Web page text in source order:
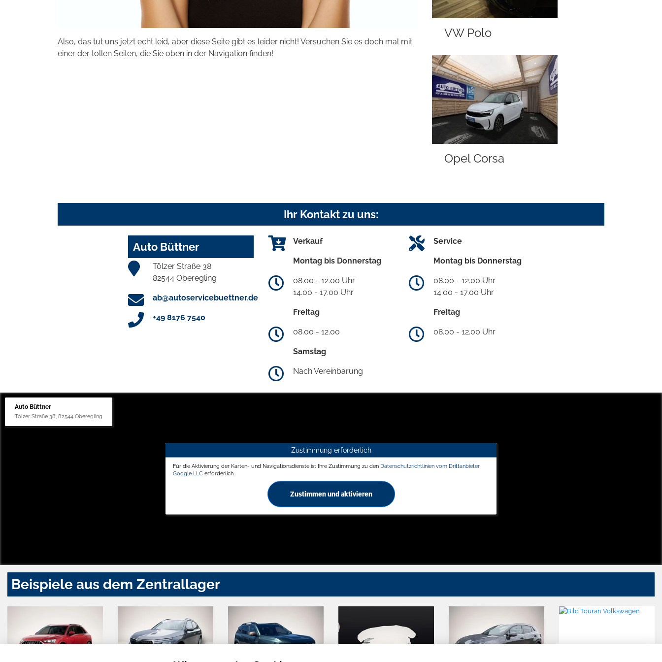
Also, das tut uns jetzt echt leid, aber diese Seite gibt es leider nicht! Versuchen Sie es doch mal mit
einer der tollen Seiten, die Sie oben in der Navigation finden!
VW Polo
Opel Corsa
Ihr Kontakt zu uns:
Auto Büttner
Tölzer Straße 38
82544 Oberegling
ab@autoservicebuettner.de
+49 8176 7540
Verkauf
Montag bis Donnerstag
08.00 - 12.00 Uhr
14.00 - 17.00 Uhr
Freitag
08.00 - 12.00
Samstag
Nach Vereinbarung
Service
Montag bis Donnerstag
08.00 - 12.00 Uhr
14.00 - 17.00 Uhr
Freitag
08.00 - 12.00 Uhr
Auto Büttner
Tölzer Straße 38, 82544 Oberegling
Zustimmung erforderlich
Für die Aktivierung der Karten- und Navigationsdienste ist Ihre Zustimmung zu den Datenschutzrichtlinien vom Drittanbieter
Google LLC erforderlich.
Zustimmen und aktivieren
Beispiele aus dem Zentrallager